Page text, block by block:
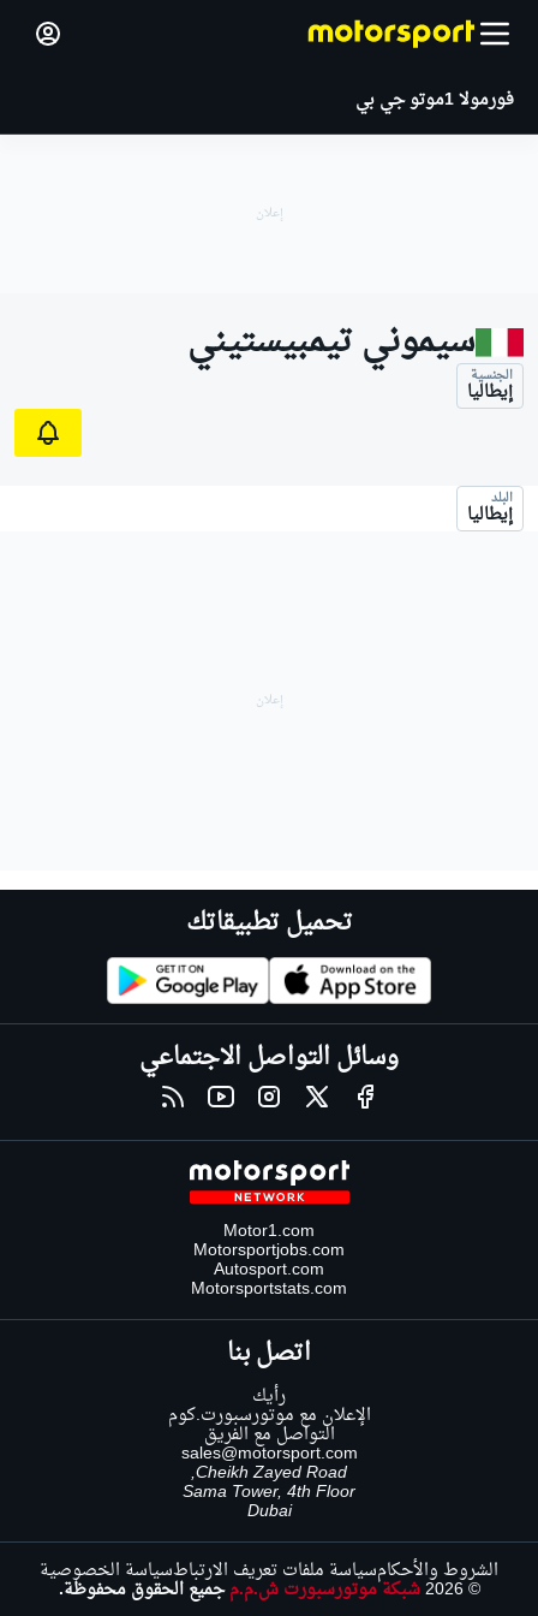
فورمولا 1 موتو جي بي
سيموني تيمبيستيني
الجنسية
إيطاليا
البلد
إيطاليا
تحميل تطبيقاتك
وسائل التواصل الاجتماعي
Motor1.com
Motorsportjobs.com
Autosport.com
Motorsportstats.com
اتصل بنا
رأيك
الإعلان مع موتورسبورت.كوم
التواصل مع الفريق
sales@motorsport.com
Cheikh Zayed Road,
Sama Tower, 4th Floor
Dubai
© 2026 شبكة موتورسبورت ش.م.م جميع الحقوق محفوظة.
الشروط والأحكامسياسة ملفات تعريف الارتباطسياسة الخصوصية